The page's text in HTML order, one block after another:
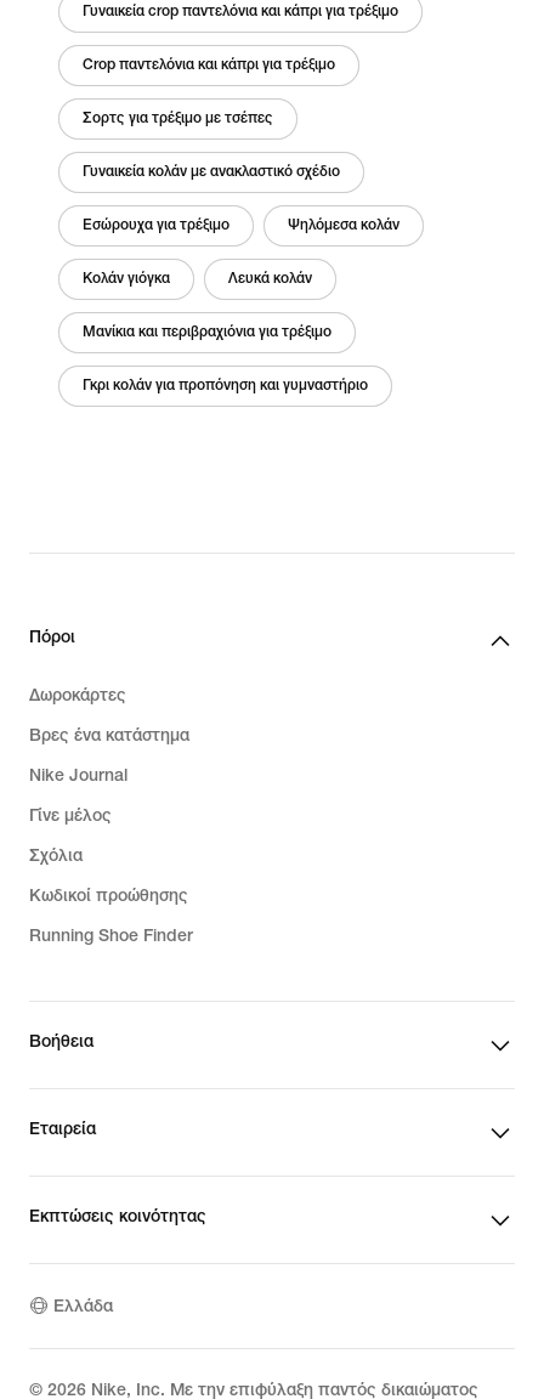
Γυναικεία crop παντελόνια και κάπρι για τρέξιμο
Crop παντελόνια και κάπρι για τρέξιμο
Σορτς για τρέξιμο με τσέπες
Γυναικεία κολάν με ανακλαστικό σχέδιο
Εσώρουχα για τρέξιμο Ψηλόμεσα κολάν
Κολάν γιόγκα Λευκά κολάν
Μανίκια και περιβραχιόνια για τρέξιμο
Γκρι κολάν για προπόνηση και γυμναστήριο
Πόροι
Δωροκάρτες
Βρες ένα κατάστημα
Nike Journal
Γίνε μέλος
Σχόλια
Κωδικοί προώθησης
Running Shoe Finder
Βοήθεια
Εταιρεία
Εκπτώσεις κοινότητας
Ελλάδα
© 2026 Nike, Inc. Με την επιφύλαξη παντός δικαιώματος